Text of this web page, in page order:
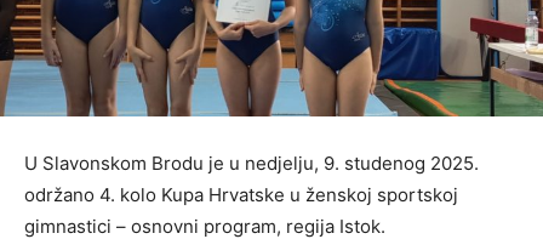
U Slavonskom Brodu je u nedjelju, 9. studenog 2025.
održano 4. kolo Kupa Hrvatske u ženskoj sportskoj
gimnastici – osnovni program, regija Istok.